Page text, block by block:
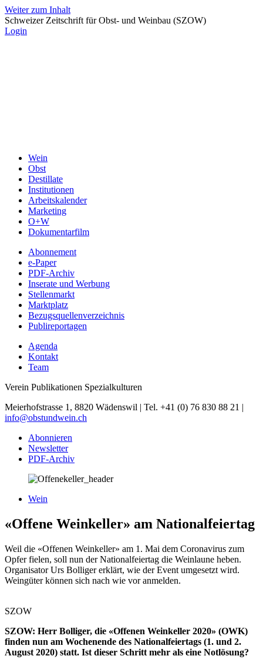
Weiter zum Inhalt
Schweizer Zeitschrift für Obst- und Weinbau (SZOW)
Login
Wein
Obst
Destillate
Institutionen
Arbeitskalender
Marketing
O+W
Dokumentarfilm
Abonnement
e-Paper
PDF-Archiv
Inserate und Werbung
Stellenmarkt
Marktplatz
Bezugsquellenverzeichnis
Publireportagen
Agenda
Kontakt
Team
Verein Publikationen Spezialkulturen
Meierhofstrasse 1, 8820 Wädenswil | Tel. +41 (0) 76 830 88 21 |
info@obstundwein.ch
Abonnieren
Newsletter
PDF-Archiv
Wein
«Offene Weinkeller» am Nationalfeiertag
Weil die «Offenen Weinkeller» am 1. Mai dem Coronavirus zum
Opfer fielen, soll nun der Nationalfeiertag die Weinlaune heben.
Organisator Urs Bolliger erklärt, wie der Event umgesetzt wird.
Weingüter können sich nach wie vor anmelden.
SZOW
SZOW: Herr Bolliger, die «Offenen Weinkeller 2020» (OWK)
finden nun am Wochenende des Nationalfeiertags (1. und 2.
August 2020) statt. Ist dieser Schritt mehr als eine Notlösung?